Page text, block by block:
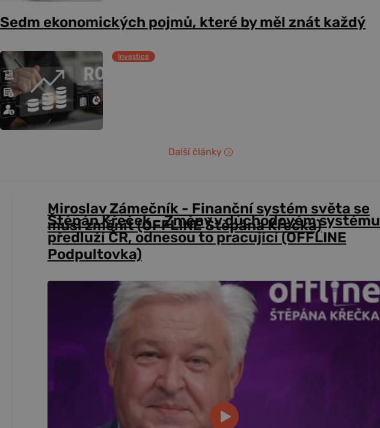
Sedm ekonomických pojmů, které by měl znát každý
Investice
Další články
Štěpán Křeček - Změny v důchodovém systému
předluží ČR, odnesou to pracující (OFFLINE
Podpultovka)
Miroslav Zámečník - Finanční systém světa se
musí změnit (OFFLINE Štěpána Křečka)